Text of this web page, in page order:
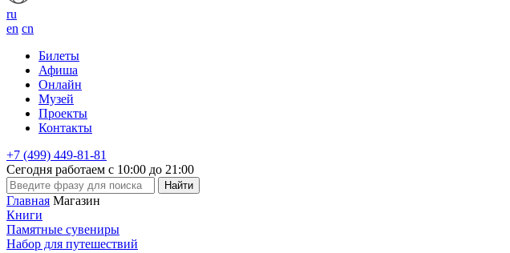
ru
en cn
Билеты
Афиша
Онлайн
Музей
Проекты
Контакты
+7 (499) 449-81-81
Сегодня работаем с 10:00 до 21:00
Главная Магазин
Книги
Памятные сувениры
Набор для путешествий